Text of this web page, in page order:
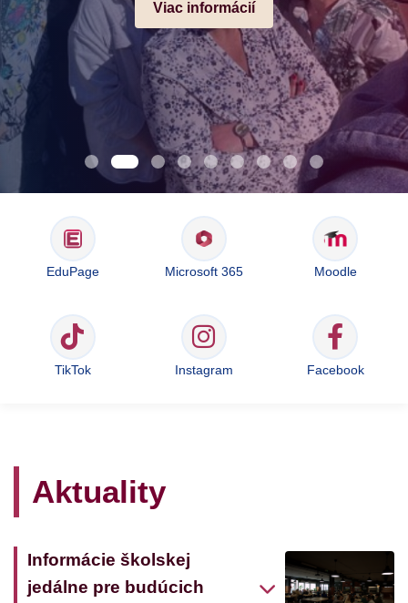
Viac informácií
EduPage Microsoft 365 Moodle
TikTok Instagram Facebook
Aktuality
Informácie školskej
jedálne pre budúcich